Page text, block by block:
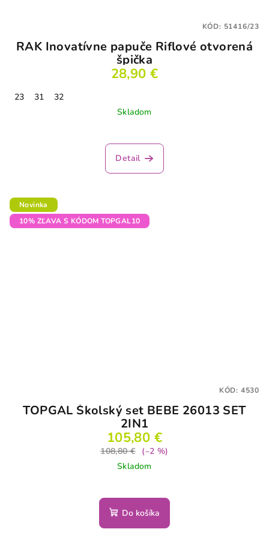
RAK Inovatívne papuče Riflové otvorená
špička
28,90 €
23 31
32
Skladom
Detail
KÓD: 51416/23
Novinka
10% ZĽAVA S KÓDOM TOPGAL10
TOPGAL Školský set BEBE 26013 SET
2IN1
105,80 €
108,80 €
(–2 %)
Skladom
Do košíka
KÓD: 4530